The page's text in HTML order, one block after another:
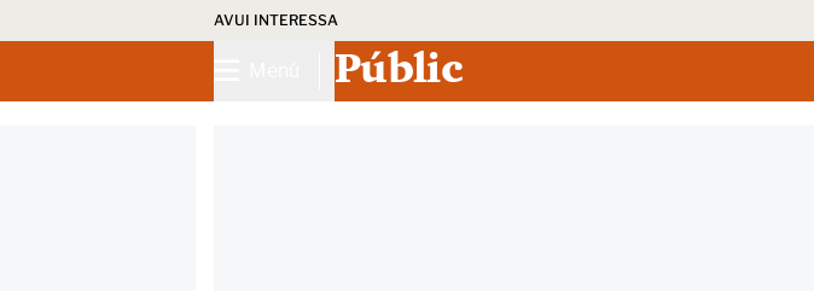
AVUI INTERESSA
Públic